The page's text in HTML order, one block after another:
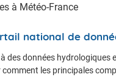
à Météo-France
national de
des données
les principales